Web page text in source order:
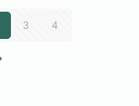
3 4